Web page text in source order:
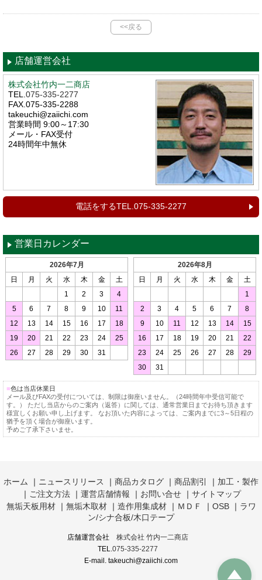
<<戻る
店舗運営会社
株式会社竹内一二商店
TEL.075-335-2277
FAX.075-335-2288
takeuchi@zaiichi.com
営業時間 9:00～17:30
メール・FAX受付
24時間年中無休
電話をするTEL.075-335-2277
営業日カレンダー
2026年7月
日 月 火 水 木 金 土
1 2 3 4
5 6 7 8 9 10 11
12 13 14 15 16 17 18
19 20 21 22 23 24 25
26 27 28 29 30 31
2026年8月
日 月 火 水 木 金 土
1
2 3 4 5 6 7 8
9 10 11 12 13 14 15
16 17 18 19 20 21 22
23 24 25 26 27 28 29
30 31
■色は当店休業日
メール及びFAXの受付については、制限は御座いません。（24時間年中受信可能で
す。） ただし当店からのご案内（返答）に関しては、通常営業日までお待ち頂きます
様宜しくお願い申し上げます。
なお頂いた内容によっては、ご案内までに3～5日程の
猶予を頂く場合が御座います。
予めご了承下さいませ。
ホーム ニュースリリース 商品カタログ 商品割引
加工・製作
ご注文方法 運営店舗情報 お問い合せ
サイトマップ
無垢天板用材
無垢木取材 造作用集成材 ＭＤＦ OSB
ラワ
ン/シナ合板/木口テープ
店舗運営会社 株式会社 竹内一二商店
TEL. 075-335-2277
E-mail. takeuchi@zaiichi.com